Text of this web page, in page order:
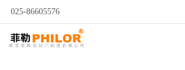
025-86605576
自动门